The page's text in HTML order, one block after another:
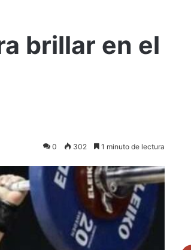
brillar en el
0 302 1 minuto de lectura